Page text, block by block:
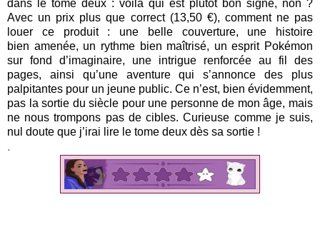
dans le tome deux : voilà qui est plutôt bon signe, non ?
Avec un prix plus que correct (13,50 €), comment ne pas
louer ce produit : une belle couverture, une histoire
bien amenée, un rythme bien maîtrisé, un esprit Pokémon
sur fond d’imaginaire, une intrigue renforcée au fil des
pages, ainsi qu’une aventure qui s’annonce des plus
palpitantes pour un jeune public. Ce n’est, bien évidemment,
pas la sortie du siècle pour une personne de mon âge, mais
ne nous trompons pas decibles. Curieuse comme je suis,
nul doute que j’irai lire le tome deux dès sa sortie !
.